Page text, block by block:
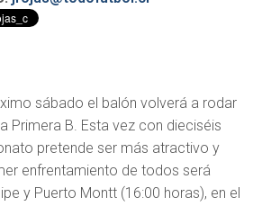
sábado el balón volverá a rodar
Primera B. Esta vez con dieciséis
pretende ser más atractivo y
enfrentamiento de todos será
y Puerto Montt (16:00 horas), en el